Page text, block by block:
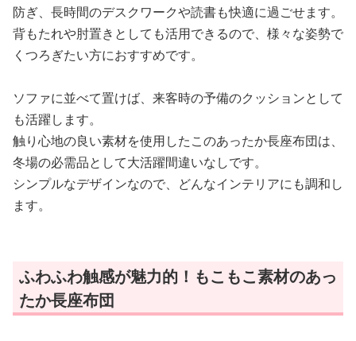
防ぎ、長時間のデスクワークや読書も快適に過ごせます。
背もたれや肘置きとしても活用できるので、様々な姿勢で
くつろぎたい方におすすめです。
ソファに並べて置けば、来客時の予備のクッションとして
も活躍します。
触り心地の良い素材を使用したこのあったか長座布団は、
冬場の必需品として大活躍間違いなしです。
シンプルなデザインなので、どんなインテリアにも調和し
ます。
ふわふわ触感が魅力的！もこもこ素材のあっ
たか長座布団